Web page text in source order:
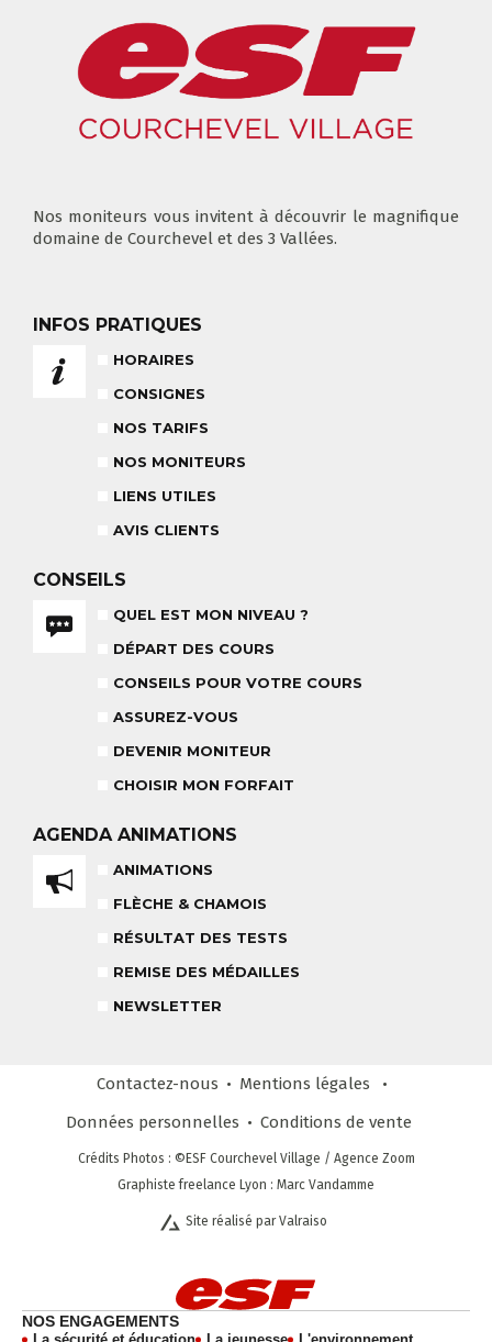
CONSIGNES
NOS TARIFS
POUR CET HIVER
NOS MONITEURS
DÉPART DES COURS
LIEUX DE RASSEMBLEMENTS
CONSEILS POUR VOTRE COURS
CONSEILS AUX PARENTS
CARRÉ NEIGE
TOUS LES JOURS
RÉSULTAT DES TESTS
REMISE DES MÉDAILLES
LE VENDREDI
RESTEZ INFORMÉ !
18 MOIS À 3 ANS
CLUB LOISIRS
COURS DE SKI ENFANTS & TEAM
8-14 ANS
STAGE COMPÉTITION
COURS PRIVÉ JOURNÉE
À PARTIR DE 260€
FORMULE SUR MESURE
Nos moniteurs vous invitent à découvrir le magnifique
domaine de Courchevel et des 3 Vallées.
INFOS PRATIQUES
HORAIRES
CONSIGNES
NOS TARIFS
NOS MONITEURS
LIENS UTILES
AVIS CLIENTS
CONSEILS
QUEL EST MON NIVEAU ?
DÉPART DES COURS
CONSEILS POUR VOTRE COURS
ASSUREZ-VOUS
DEVENIR MONITEUR
CHOISIR MON FORFAIT
AGENDA ANIMATIONS
ANIMATIONS
FLÈCHE & CHAMOIS
RÉSULTAT DES TESTS
REMISE DES MÉDAILLES
NEWSLETTER
Contactez-nous
Mentions légales
Données personnelles
Conditions de vente
Crédits Photos : ©ESF Courchevel Village / Agence Zoom
Graphiste freelance Lyon : Marc Vandamme
Site réalisé par Valraiso
NOS ENGAGEMENTS